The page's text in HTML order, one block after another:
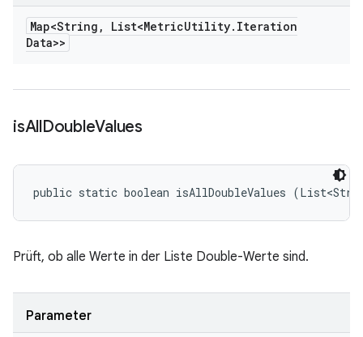
Map<String , List<MetricUtility. Iteration
Data>>
isAllDoubleValues
public static boolean isAllDoubleValues
Prüft, ob alle Werte in der Liste Double-Werte sind.
Parameter